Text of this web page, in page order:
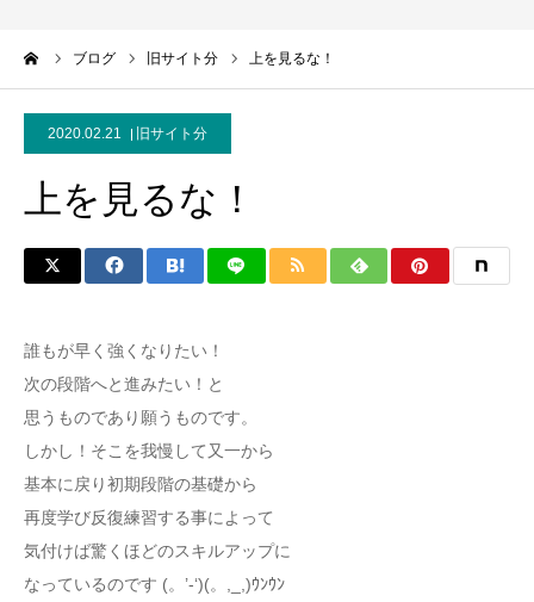
ブログ 旧サイト分 上を見るな！
2020.02.21 旧サイト分
上を見るな！
誰もが早く強くなりたい！
次の段階へと進みたい！と
思うものであり願うものです。
しかし！そこを我慢して又一から
基本に戻り初期段階の基礎から
再度学び反復練習する事によって
気付けば驚くほどのスキルアップに
なっているのです (。’-‘)(。,_,)ｳﾝｳﾝ